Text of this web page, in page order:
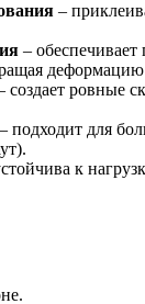
–
–
создает ровные
– подходит для
к